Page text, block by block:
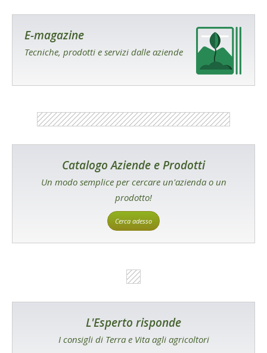
E-magazine
Tecniche, prodotti e servizi dalle aziende
Catalogo Aziende e Prodotti
Un modo semplice per cercare un'azienda o un
prodotto!
Cerca adesso
L'Esperto risponde
I consigli di Terra e Vita agli agricoltori